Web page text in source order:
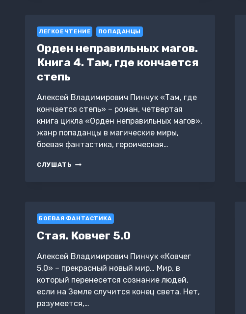
ЛЕГКОЕ ЧТЕНИЕ ПОПАДАНЦЫ
Орден неправильных магов.
Книга 4. Там, где кончается
степь
Алексей Владимирович Пинчук «Там, где
кончается степь» – роман, четвертая
книга цикла «Орден неправильных магов»,
жанр попаданцы в магические миры,
боевая фантастика, героическая…
СЛУШАТЬ ОРДЕН
ГДЕ
СТЕПЬ
БОЕВАЯ ФАНТАСТИКА
Стая. Ковчег 5.0
Алексей Владимирович Пинчук «Ковчег
5.0» – прекрасный новый мир… Мир, в
который перенесется сознание людей,
если на Земле случится конец света. Нет,
разумеется,…